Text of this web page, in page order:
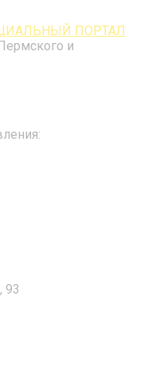
ПОРТАЛ
и
93